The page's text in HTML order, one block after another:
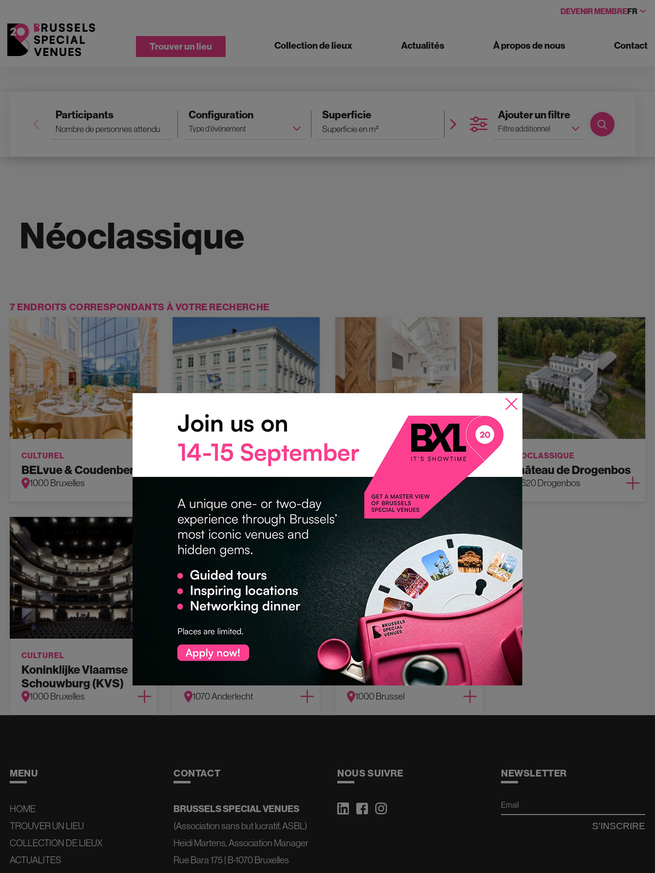
DEVENIR MEMBREFR
Trouver un lieu Collection de lieux Actualités À propos de nous Contact
Participants Configuration Superficie Nombre de salles
Ajouter un filtre
Néoclassique
7 ENDROITS CORRESPONDANTS À VOTRE RECHERCHE
CULTUREL
BELvue & Coudenberg
1000 Bruxelles
HÉRITAGE/PATRIMOINE
BIP Meeting Center
ART DÉCO
blankspace Brussels
NÉOCLASSIQUE
Château de Drogenbos
1620 Drogenbos
CULTUREL
Koninklijke Vlaamse
Schouwburg (KVS)
1000 Bruxelles
CULTUREL
1070 Anderlecht
NÉOCLASSIQUE
Théâtre du Vaudeville
1000 Brussel
MENU
HOME
TROUVER UN LIEU
COLLECTION DE LIEUX
ACTUALITES
CONTACT
BRUSSELS SPECIAL VENUES
(Association sans but lucratif, ASBL)
Heidi Martens, Association Manager
Rue Bara 175 | B-1070 Bruxelles
NOUS SUIVRE NEWSLETTER
Email
S'INSCRIRE